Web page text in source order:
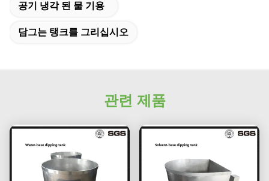
공기 냉각 된 물 기용
담그는 탱크를 그리십시오
관련 제품